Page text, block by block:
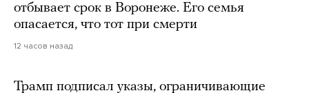
отбывает срок в Воронеже. Его семья
опасается, что тот при смерти
12 часов назад
Трамп подписал указы, ограничивающие